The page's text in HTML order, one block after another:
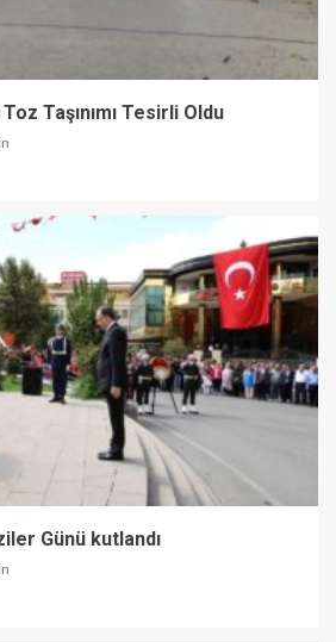
Taşınımı Tesirli Oldu
Günü kutlandı